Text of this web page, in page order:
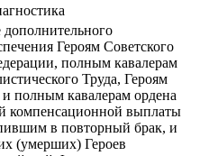
дополнительного
Героям Советского
полным кавалерам
Труда, Героям
полным кавалерам ордена
компенсационной выплаты
в повторный брак, и
(умерших) Героев